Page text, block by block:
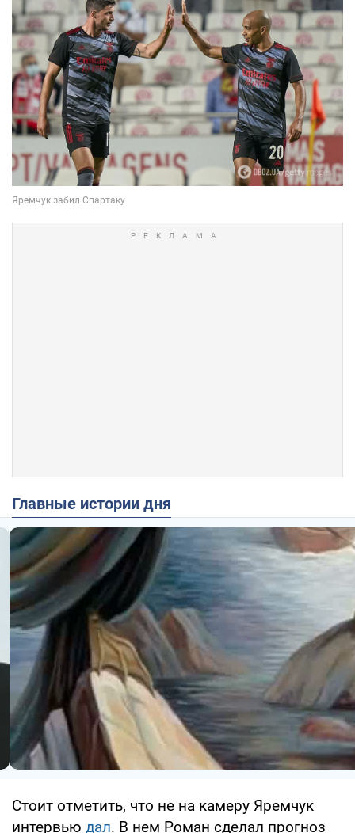
Главные истории дня
Стоит отметить, что не на камеру Яремчук
интервью дал. В нем Роман сделал прогноз